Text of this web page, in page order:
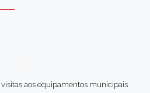
visitas aos equipamentos municipais